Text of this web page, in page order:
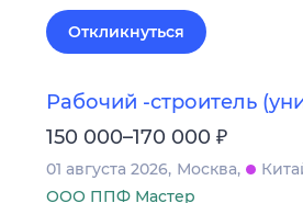
Откликнуться
Рабочий -строитель
150 000–170 000 ₽
01 августа 2026 Москва
ООО ППФ Мастер